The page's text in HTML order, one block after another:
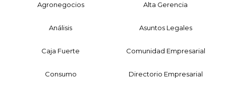
Agronegocios Alta Gerencia
Análisis Asuntos Legales
Caja Fuerte Comunidad Empresarial
Consumo Directorio Empresarial